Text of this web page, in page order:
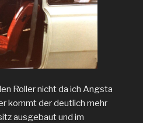
Roller nicht da ich Angsta
kommt der deutlich mehr
ausgebaut und im